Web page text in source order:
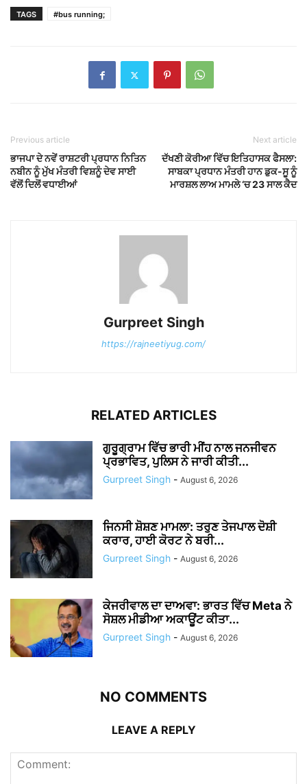
TAGS #bus running;
Previous article
ਭਾਜਪਾ ਦੇ ਨਵੇਂ ਰਾਸ਼ਟਰੀ ਪ੍ਰਧਾਨ ਨਿਤਿਨ
ਨਬੀਨ ਨੂੰ ਮੁੱਖ ਮੰਤਰੀ ਵਿਸ਼ਨੂੰ ਦੇਵ ਸਾਈ
ਵੱਲੋਂ ਦਿਲੋਂ ਵਧਾਈਆਂ
Next article
ਦੱਖਣੀ ਕੋਰੀਆ ਵਿੱਚ ਇਤਿਹਾਸਕ ਫੈਸਲਾ:
ਸਾਬਕਾ ਪ੍ਰਧਾਨ ਮੰਤਰੀ ਹਾਨ ਡੁਕ-ਸੂ ਨੂੰ
ਮਾਰਸ਼ਲ ਲਾਅ ਮਾਮਲੇ ‘ਚ 23 ਸਾਲ ਕੈਦ
Gurpreet Singh
https://rajneetiyug.com/
RELATED ARTICLES
ਗੁਰੂਗ੍ਰਾਮ ਵਿੱਚ ਭਾਰੀ ਮੀਂਹ ਨਾਲ ਜਨਜੀਵਨ
ਪ੍ਰਭਾਵਿਤ, ਪੁਲਿਸ ਨੇ ਜਾਰੀ ਕੀਤੀ...
Gurpreet Singh - August 6, 2026
ਜਿਨਸੀ ਸ਼ੋਸ਼ਣ ਮਾਮਲਾ: ਤਰੁਣ ਤੇਜਪਾਲ ਦੋਸ਼ੀ
ਕਰਾਰ, ਹਾਈ ਕੋਰਟ ਨੇ ਬਰੀ...
Gurpreet Singh - August 6, 2026
ਕੇਜਰੀਵਾਲ ਦਾ ਦਾਅਵਾ: ਭਾਰਤ ਵਿੱਚ Meta ਨੇ
ਸੋਸ਼ਲ ਮੀਡੀਆ ਅਕਾਊਂਟ ਕੀਤਾ...
Gurpreet Singh - August 6, 2026
NO COMMENTS
LEAVE A REPLY